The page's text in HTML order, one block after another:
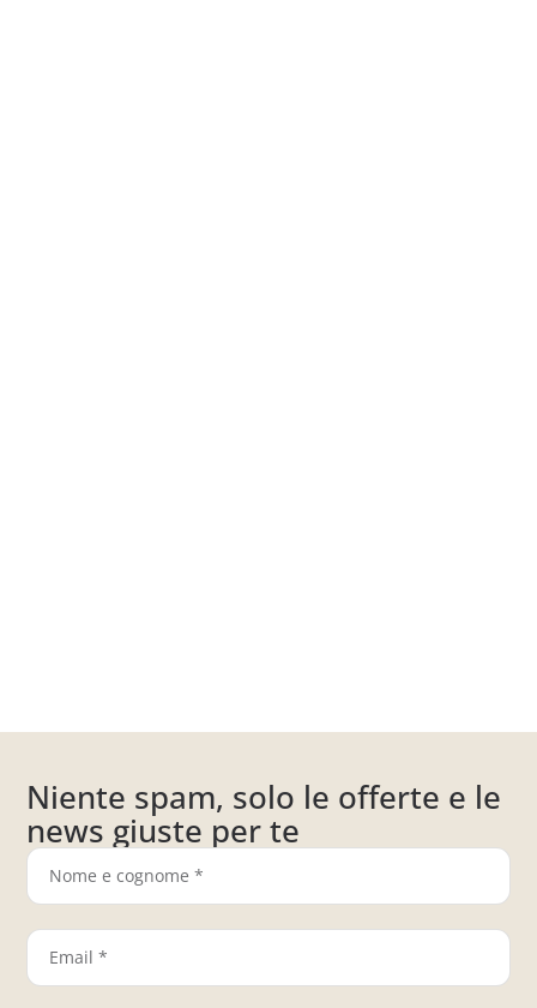
Niente spam, solo le offerte e le
news giuste per te